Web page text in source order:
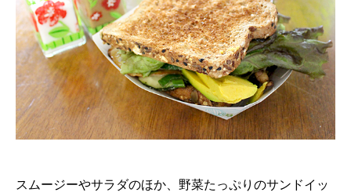
スムージーやサラダのほか、野菜たっぷりのサンドイッ